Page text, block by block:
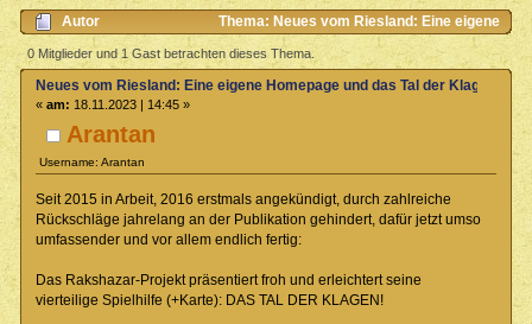
Autor
Thema: Neues vom Riesland: Eine eigene
Homepage und das Tal der Klagen (Gelesen 5279 mal)
0 Mitglieder und 1 Gast betrachten dieses Thema.
Arantan
Username: Arantan
Neues vom Riesland: Eine eigene Homepage und das Tal der Klagen
« am: 18.11.2023 | 14:45 »
Seit 2015 in Arbeit, 2016 erstmals angekündigt, durch zahlreiche
Rückschläge jahrelang an der Publikation gehindert, dafür jetzt umso
umfassender und vor allem endlich fertig:
Das Rakshazar-Projekt präsentiert froh und erleichtert seine
vierteilige Spielhilfe (+Karte): DAS TAL DER KLAGEN!